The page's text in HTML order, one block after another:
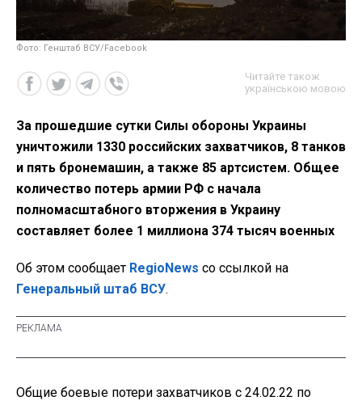
Фото: Генштаб ВСУ/Facebook
Читайте також
українською мовою
За прошедшие сутки Силы обороны Украины
уничтожили 1330 российских захватчиков, 8 танков
и пять бронемашин, а также 85 артсистем. Общее
количество потерь армии РФ с начала
полномасштабного вторжения в Украину
составляет более 1 миллиона 374 тысяч военных
Об этом сообщает RegioNews со ссылкой на
Генеральный штаб ВСУ.
Общие боевые потери захватчиков с 24.02.22 по